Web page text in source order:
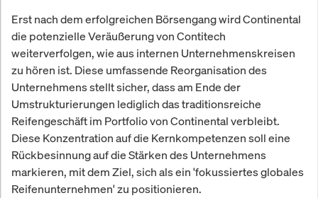
Erst nach dem erfolgreichen Börsengang wird Continental
die potenzielle Veräußerung von Contitech
weiterverfolgen, wie aus internen Unternehmenskreisen
zu hören ist. Diese umfassende Reorganisation des
Unternehmens stellt sicher, dass am Ende der
Umstrukturierungen lediglich das traditionsreiche
Reifengeschäft im Portfolio von Continental verbleibt.
Diese Konzentration auf die Kernkompetenzen soll eine
Rückbesinnung auf die Stärken des Unternehmens
markieren, mit dem Ziel, sich als ein 'fokussiertes globales
Reifenunternehmen' zu positionieren.